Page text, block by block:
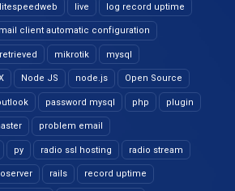
litespeedweb live log record uptime
mail client automatic configuration
mikrotik mysql
Node JS node.js Open Source
password mysql php plugin
problem email
py radio ssl hosting radio stream
rails record uptime